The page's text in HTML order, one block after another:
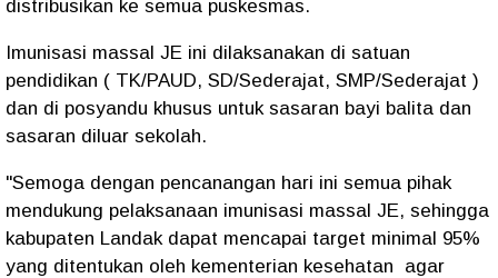
distribusikan ke semua puskesmas.
Imunisasi massal JE ini dilaksanakan di satuan
pendidikan ( TK/PAUD, SD/Sederajat, SMP/Sederajat )
dan di posyandu khusus untuk sasaran bayi balita dan
sasaran diluar sekolah.
"Semoga dengan pencanangan hari ini semua pihak
mendukung pelaksanaan imunisasi massal JE, sehingga
kabupaten Landak dapat mencapai target minimal 95%
yang ditentukan oleh kementerian kesehatan agar